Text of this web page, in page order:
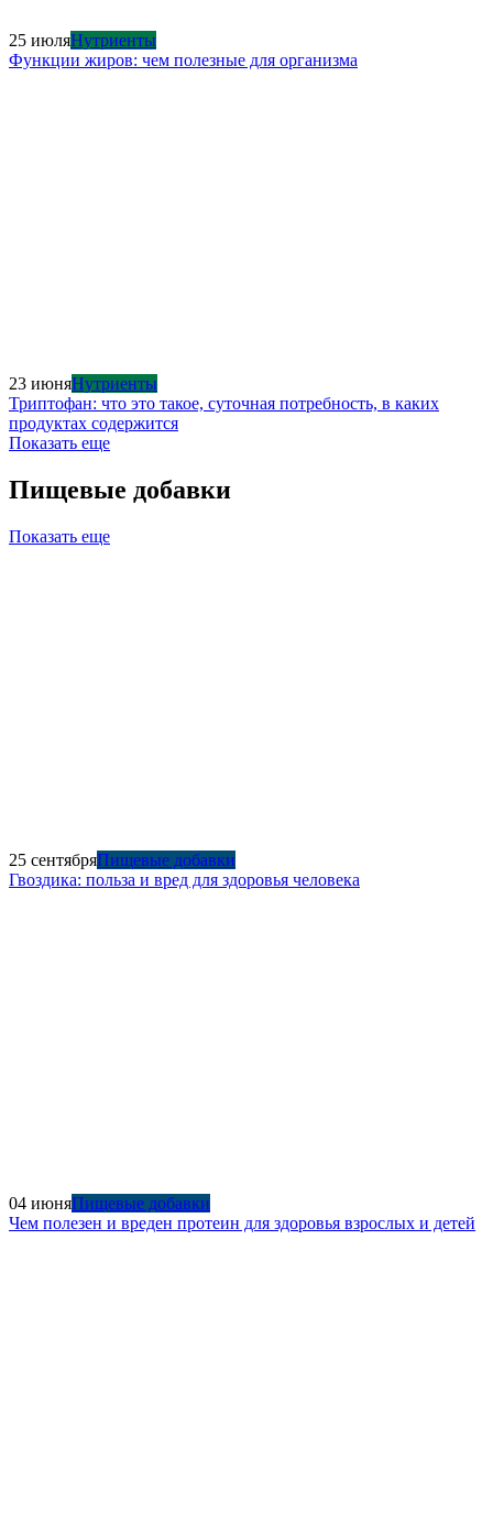
25 июляНутриенты
Функции жиров: чем полезные для организма
23 июняНутриенты
Триптофан: что это такое, суточная потребность, в каких
продуктах содержится
Показать еще
Пищевые добавки
Показать еще
25 сентябряПищевые добавки
Гвоздика: польза и вред для здоровья человека
04 июняПищевые добавки
Чем полезен и вреден протеин для здоровья взрослых и детей